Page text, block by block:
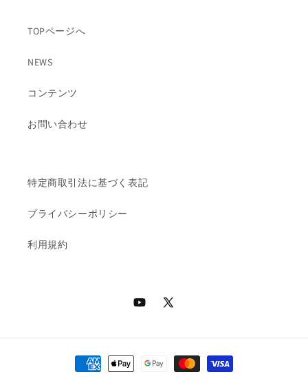
TOPページへ
NEWS
コンテンツ
お問い合わせ
特定商取引法に基づく表記
プライバシーポリシー
利用規約
YouTube
X
決
済